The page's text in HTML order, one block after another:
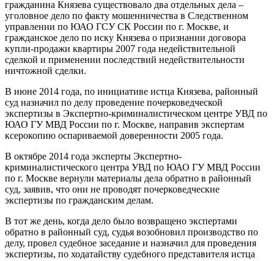
гражданина Князева существовало два отдельных дела –
уголовное дело по факту мошенничества в Следственном
управлении по ЮАО ГСУ СК России по г. Москве, и
гражданское дело по иску Князева о признании договора
купли-продажи квартиры 2007 года недействительной
сделкой и применении последствий недействительности
ничтожной сделки.
В июне 2014 года, по инициативе истца Князева, районный
суд назначил по делу проведение почерковедческой
экспертизы в Экспертно-криминалистическом центре УВД по
ЮАО ГУ МВД России по г. Москве, направив экспертам
ксерокопию оспариваемой доверенности 2005 года.
В октябре 2014 года эксперты Экспертно-
криминалистического центра УВД по ЮАО ГУ МВД России
по г. Москве вернули материалы дела обратно в районный
суд, заявив, что они не проводят почерковедческие
экспертизы по гражданским делам.
В тот же день, когда дело было возвращено экспертами
обратно в районный суд, судья возобновил производство по
делу, провел судебное заседание и назначил для проведения
экспертизы, по ходатайству судебного представителя истца